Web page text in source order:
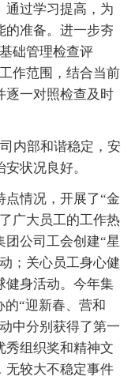
通过学习提高，为
的准备。进一步夯
础管理检查评
作范围，结合当前
逐一对照检查及时
内部和谐稳定，安
状况良好。
点情况，开展了“金
广大员工的工作热
公司工会创建“星
；关心员工身心健
健身活动。今年集
的“迎新春、营和
中分别获得了第一
秀组织奖和精神文
无较大不稳定事件